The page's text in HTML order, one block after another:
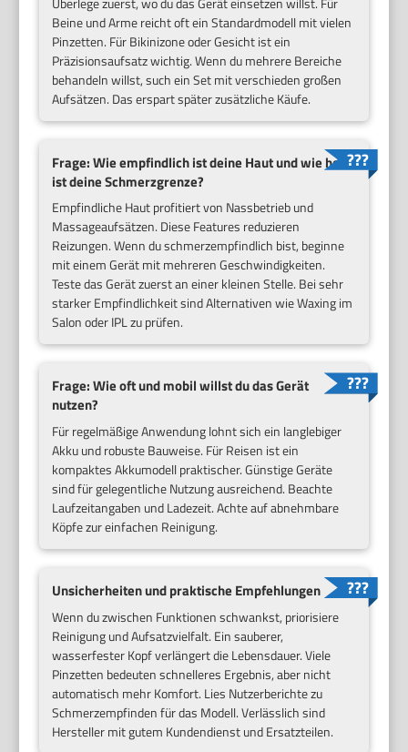
Beine und Arme reicht oft ein Standardmodell mit vielen
Pinzetten. Für Bikinizone oder Gesicht ist ein
Präzisionsaufsatz wichtig. Wenn du mehrere Bereiche
behandeln willst, such ein Set mit verschieden großen
Aufsätzen. Das erspart später zusätzliche Käufe.
Frage: Wie empfindlich ist deine Haut und wie hoch
ist deine Schmerzgrenze?
Empfindliche Haut profitiert von Nassbetrieb und
Massageaufsätzen. Diese Features reduzieren
Reizungen. Wenn du schmerzempfindlich bist, beginne
mit einem Gerät mit mehreren Geschwindigkeiten.
Teste das Gerät zuerst an einer kleinen Stelle. Bei sehr
starker Empfindlichkeit sind Alternativen wie Waxing im
Salon oder IPL zu prüfen.
Frage: Wie oft und mobil willst du das Gerät
nutzen?
Für regelmäßige Anwendung lohnt sich ein langlebiger
Akku und robuste Bauweise. Für Reisen ist ein
kompaktes Akkumodell praktischer. Günstige Geräte
sind für gelegentliche Nutzung ausreichend. Beachte
Laufzeitangaben und Ladezeit. Achte auf abnehmbare
Köpfe zur einfachen Reinigung.
Unsicherheiten und praktische Empfehlungen
Wenn du zwischen Funktionen schwankst, priorisiere
Reinigung und Aufsatzvielfalt. Ein sauberer,
wasserfester Kopf verlängert die Lebensdauer. Viele
Pinzetten bedeuten schnelleres Ergebnis, aber nicht
automatisch mehr Komfort. Lies Nutzerberichte zu
Schmerzempfinden für das Modell. Verlässlich sind
Hersteller mit gutem Kundendienst und Ersatzteilen.